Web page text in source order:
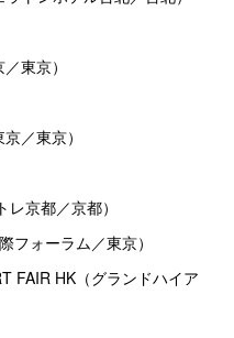
東京）
／東京）
京都／京都）
フォーラム／東京）
FAIR HK（グランドハイア